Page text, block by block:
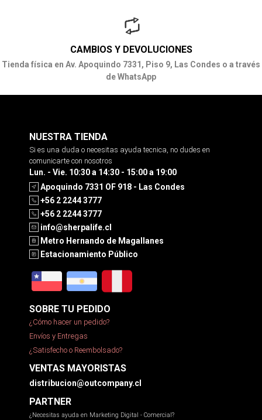
CAMBIOS Y DEVOLUCIONES
Tienda física en Av. Apoquindo 7331, Piso 9, Las Condes o a través
de WhatsApp
NUESTRA TIENDA
Si es una duda o necesitas ayuda tecnica, no dudes en
comunicarte con nosotros
Lun. - Vie. 10:30 a 14:30 - 15:00 a 19:00
Apoquindo 7331 OF 918 - Las Condes
+56 2 2244 3777
+56 2 2244 3777
info@sherpalife.cl
Metro Hernando de Magallanes
Estacionamiento Público
SOBRE TU PEDIDO
¿Cómo hacer un pedido?
Envíos y Entregas
¿Satisfecho o Reembolsado?
VENTAS MAYORISTAS
distribucion@outcompany.cl
PARTNER
¿Necesitas ayuda en Marketing Digital - Comercial?